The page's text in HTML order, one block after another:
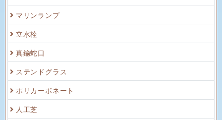
マリンランプ
立水栓
真鍮蛇口
ステンドグラス
ポリカーボネート
人工芝